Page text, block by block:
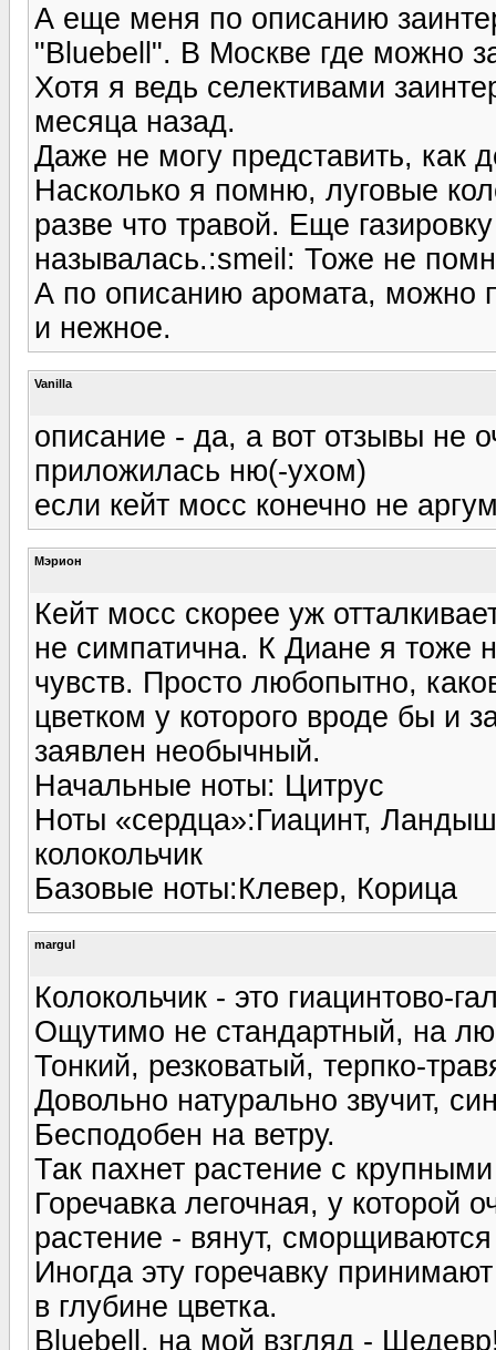
А еще меня по описанию
"Bluebell". В Москве где можно
Хотя я ведь селективами
месяца назад.
Даже не могу представить, как
Насколько я помню, луговые
разве что травой. Еще
называлась.:smeil: Тоже не
А по описанию аромата, можно
и нежное.
Vanilla
описание - да, а вот отзывы не
приложилась ню(-ухом)
если кейт мосс конечно не
Мэрион
Кейт мосс скорее уж
не симпатична. К Диане я тоже
чувств. Просто любопытно,
цветком у которого вроде бы и
заявлен необычный.
Начальные ноты: Цитрус
Ноты «сердца»:Гиацинт,
колокольчик
Базовые ноты:Клевер, Корица
margul
Колокольчик - это гиацинтово-
Ощутимо не стандартный, на
Тонкий, резковатый, терпко-
Довольно натурально звучит,
Бесподобен на ветру.
Так пахнет растение с
Горечавка легочная, у которой
растение - вянут,
Иногда эту горечавку
в глубине цветка.
Bluebell, на мой взгляд -